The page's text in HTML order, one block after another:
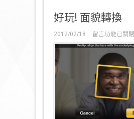
好玩! 面貌轉換
2012/02/18
在
〈好
貌
轉
換〉
中
留言功能已關閉